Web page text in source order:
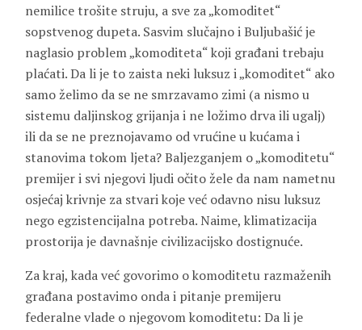
nemilice trošite struju, a sve za „komoditet“
sopstvenog dupeta. Sasvim slučajno i Buljubašić je
naglasio problem „komoditeta“ koji građani trebaju
plaćati. Da li je to zaista neki luksuz i „komoditet“ ako
samo želimo da se ne smrzavamo zimi (a nismo u
sistemu daljinskog grijanja i ne ložimo drva ili ugalj)
ili da se ne preznojavamo od vrućine u kućama i
stanovima tokom ljeta? Baljezganjem o „komoditetu“
premijer i svi njegovi ljudi očito žele da nam nametnu
osjećaj krivnje za stvari koje već odavno nisu luksuz
nego egzistencijalna potreba. Naime, klimatizacija
prostorija je davnašnje civilizacijsko dostignuće.
Za kraj, kada već govorimo o komoditetu razmaženih
građana postavimo onda i pitanje premijeru
federalne vlade o njegovom komoditetu: Da li je